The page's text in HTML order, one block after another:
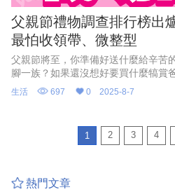
父親節禮物調查排行榜出
最怕收領帶、微整型
父親節將至，你準備好送什麼給辛苦
腳一族？如果還沒想好要買什麼犒賞
聲。根據yes123求職網最新調查，職
名竟是「現金」！對於還沒買禮物的
生活 697 0 2025-8-7
1 2 3 4
熱門文章